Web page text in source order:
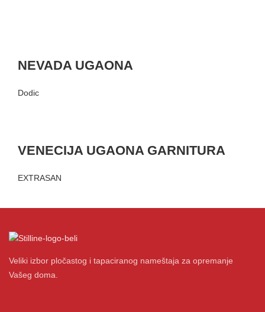
NEVADA UGAONA
Dodic
VENECIJA UGAONA GARNITURA
EXTRASAN
Veliki izbor pločastog i tapaciranog nameštaja za opremanje
Vašeg doma.